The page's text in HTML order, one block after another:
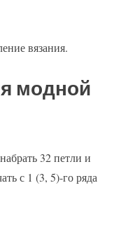
вязания.
модной
32 петли и
с 1 (3, 5)-го ряда